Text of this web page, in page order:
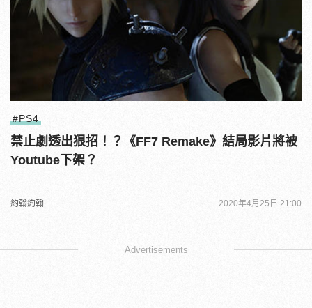
#PS4
禁止劇透出狠招！？《FF7 Remake》結局影片將被
Youtube下架？
約翰約翰 2020年4月25日 21:00
Advertisements